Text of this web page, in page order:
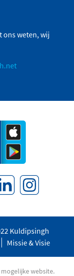
ons weten, wij
Kuldipsingh
Missie & Visie
website.